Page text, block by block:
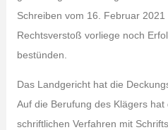
Schreiben vom 16. Februar
Rechtsverstoß vorliege noch
bestünden.
Das Landgericht hat die
Auf die Berufung des Klägers
schriftlichen Verfahren mit